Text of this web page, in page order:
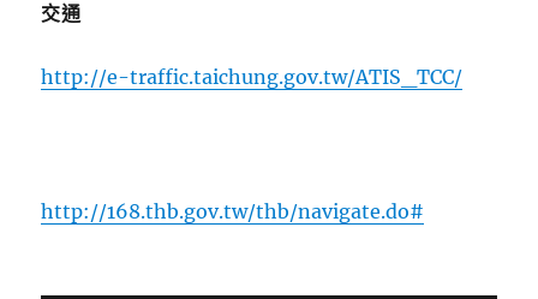
交通
http://e-traffic.taichung.gov.tw/ATIS_TCC/
http://168.thb.gov.tw/thb/navigate.do#